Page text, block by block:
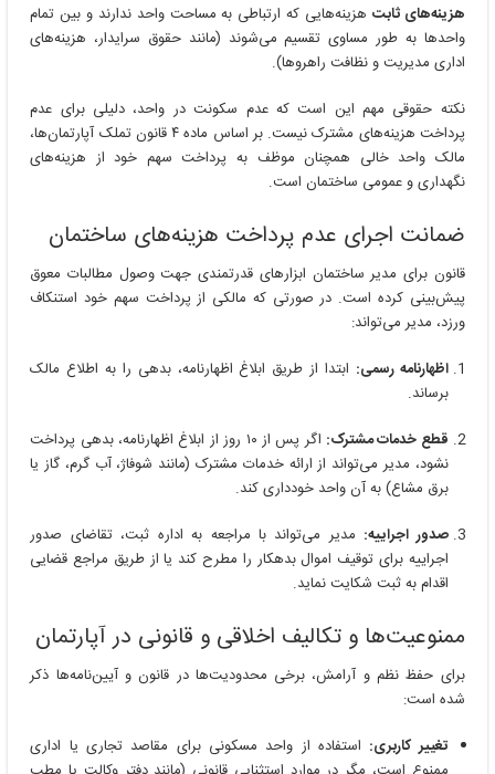
هزینه‌های ثابت هزینه‌هایی که ارتباطی به مساحت واحد ندارند و بین تمام
واحدها به طور مساوی تقسیم می‌شوند (مانند حقوق سرایدار، هزینه‌های
اداری مدیریت و نظافت راهروها).
نکته حقوقی مهم این است که عدم سکونت در واحد، دلیلی برای عدم
پرداخت هزینه‌های مشترک نیست. بر اساس ماده ۴ قانون تملک آپارتمان‌ها،
مالک واحد خالی همچنان موظف به پرداخت سهم خود از هزینه‌های
نگهداری و عمومی ساختمان است.
ضمانت اجرای عدم پرداخت هزینه‌های ساختمان
قانون برای مدیر ساختمان ابزارهای قدرتمندی جهت وصول مطالبات معوق
پیش‌بینی کرده است. در صورتی که مالکی از پرداخت سهم خود استنکاف
ورزد، مدیر می‌تواند:
اظهارنامه رسمی: ابتدا از طریق ابلاغ اظهارنامه، بدهی را به اطلاع مالک
برساند.
قطع خدمات مشترک:
اگر پس از ۱۰ روز از ابلاغ اظهارنامه، بدهی پرداخت
نشود، مدیر می‌تواند از ارائه خدمات مشترک (مانند شوفاژ، آب گرم، گاز یا
برق مشاع) به آن واحد خودداری کند.
صدور اجراییه: مدیر می‌تواند با مراجعه به اداره ثبت، تقاضای صدور
اجراییه برای توقیف اموال بدهکار را مطرح کند یا از طریق مراجع قضایی
اقدام به ثبت شکایت نماید.
ممنوعیت‌ها و تکالیف اخلاقی و قانونی در آپارتمان
برای حفظ نظم و آرامش، برخی محدودیت‌ها در قانون و آیین‌نامه‌ها ذکر
شده است:
تغییر کاربری: استفاده از واحد مسکونی برای مقاصد تجاری یا اداری